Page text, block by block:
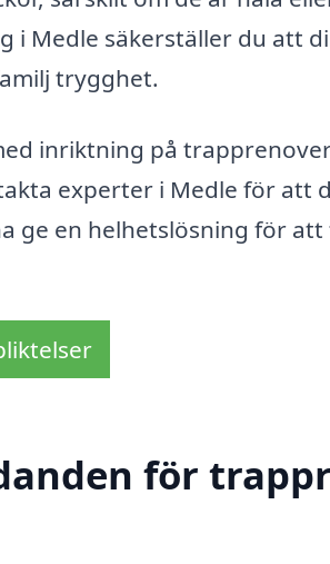
Medle säkerställer du att
trygghet.
inriktning på
experter i Medle för att
ge en helhetslösning för
för